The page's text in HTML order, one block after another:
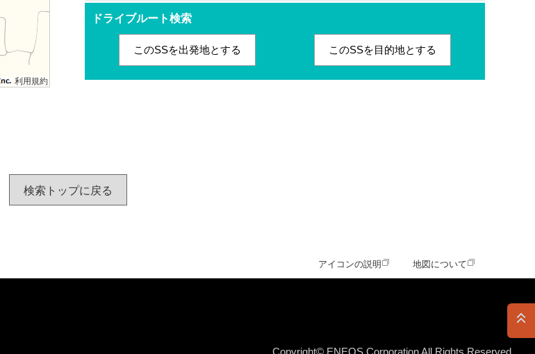
利用規約
ドライブルート検索
このSSを出発地とする このSSを目的地とする
検索トップに戻る
アイコンの説明 地図について
Copyright© ENEOS Corporation All Rights Reserved.